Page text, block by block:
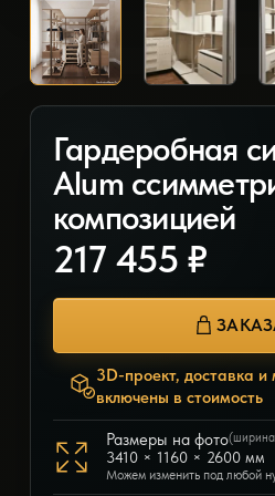
Гардеробная
Alum
композицией
217 455 ₽
3D-проект, доставка
включены в стоимость
Размеры на фото(ширина
3410 × 1160 × 2600 мм
Можем изменить под любой